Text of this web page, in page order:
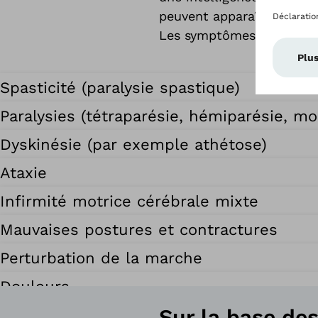
peuvent apparaître, mais
Les symptômes suivants
Spasticité (paralysie spastique)
Paralysies (tétraparésie, hémiparésie,
Dyskinésie (par exemple athétose)
Ataxie
Infirmité motrice cérébrale mixte
Mauvaises postures et contractures
Perturbation de la marche
Douleurs
Autres symptômes associés, en